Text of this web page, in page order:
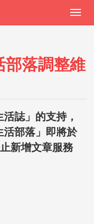
部落調整維
誌」的支持，
活部落」即將於
新增文章服務